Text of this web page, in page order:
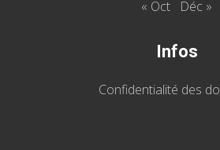
« Oct Déc »
Infos
Confidentialité des